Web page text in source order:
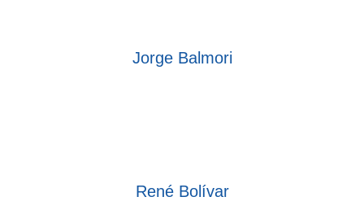
Jorge Balmori
René Bolívar